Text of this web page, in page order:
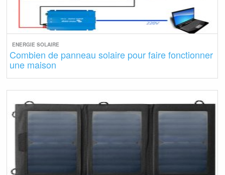
ENERGIE SOLAIRE
Combien de panneau solaire pour faire fonctionner
une maison